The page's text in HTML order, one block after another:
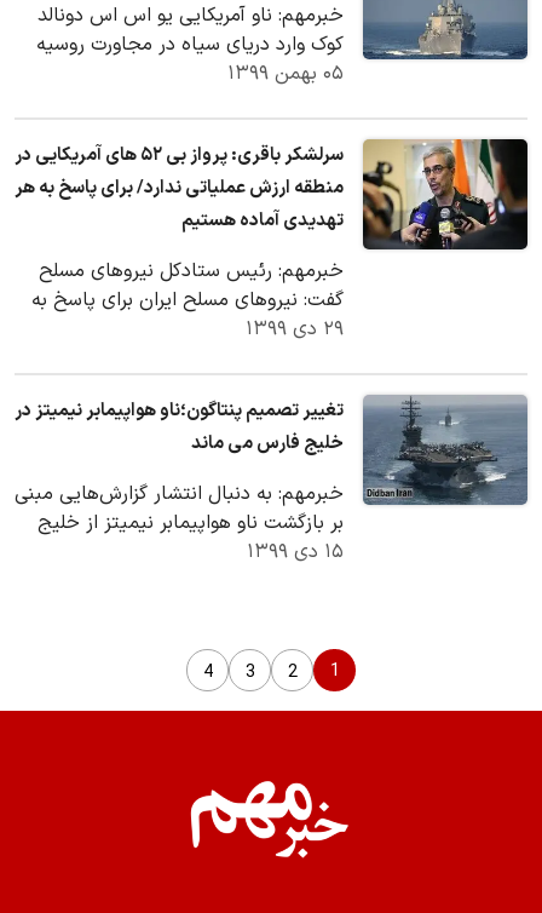
خبرمهم: ناو آمریکایی یو اس اس دونالد
کوک وارد دریای سیاه در مجاورت روسیه
شد.
۰۵ بهمن ۱۳۹۹
سرلشکر باقری‌: پرواز بی ۵۲ های آمریکایی در
منطقه ارزش عملیاتی ندارد/ برای پاسخ به هر
تهدیدی آماده هستیم
خبرمهم: رئیس ستادکل نیروهای مسلح
گفت‌: نیرو‌های مسلح ایران برای پاسخ به
تمامی تهدیدات کاملاً آماده هستند و در
۲۹ دی ۱۳۹۹
تغییر تصمیم پنتاگون؛ناو هواپیمابر نیمیتز در
خلیج فارس می ماند
خبرمهم: به دنبال انتشار گزارش‌هایی مبنی
بر بازگشت ناو هواپیمابر نیمیتز از خلیج
فارس که بسیاری آن را نشانه‌ای از
۱۵ دی ۱۳۹۹
1
2
3
4